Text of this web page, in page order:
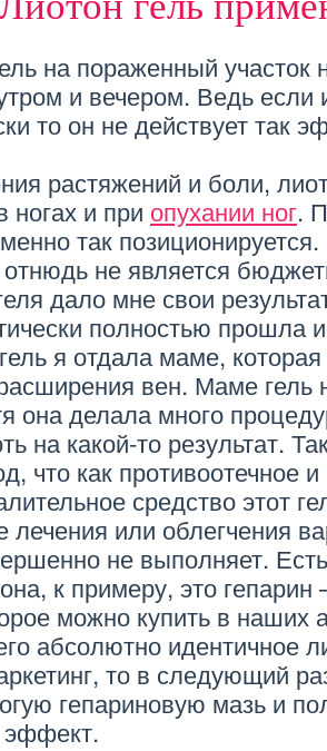
на пораженный участок
и вечером. Ведь если
то он не действует так
растяжений и боли,
ногах и при опухании ног.
так позиционируется.
отнюдь не является
дало мне свои
полностью прошла
я отдала маме, которая
вен. Маме гель
она делала много
на какой-то результат.
что как противоотечное и
средство этот
лечения или облегчения
не выполняет.
к примеру, это гепарин
можно купить в наших
абсолютно идентичное
то в следующий
гепариновую мазь и
эффект.